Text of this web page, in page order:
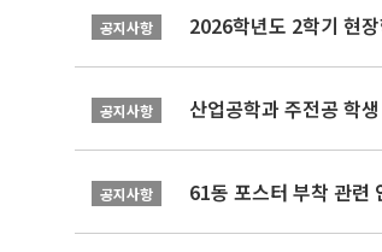
공지사항 2026학년도 2학기 현
공지사항 산업공학과 주전공 학
공지사항 61동 포스터 부착 관련